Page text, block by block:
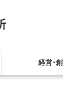
経営･